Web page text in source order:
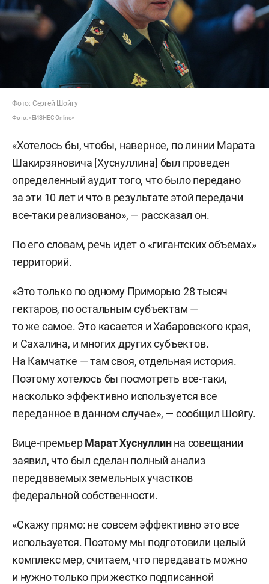
Фото: Сергей Шойгу
Фото: «БИЗНЕС Online»
«Хотелось бы, чтобы, наверное, по линии Марата
Шакирзяновича [Хуснуллина] был проведен
определенный аудит того, что было передано
за эти 10 лет и что в результате этой передачи
все-таки реализовано», — рассказал он.
По его словам, речь идет о «гигантских объемах»
территорий.
«Это только по одному Приморью 28 тысяч
гектаров, по остальным субъектам —
то же самое. Это касается и Хабаровского края,
и Сахалина, и многих других субъектов.
На Камчатке — там своя, отдельная история.
Поэтому хотелось бы посмотреть все-таки,
насколько эффективно используется все
переданное в данном случае», — сообщил Шойгу.
Вице-премьерМарат Хуснуллинна совещании
заявил, что был сделан полный анализ
передаваемых земельных участков
федеральной собственности.
«Скажу прямо: не совсем эффективно это все
используется. Поэтому мы подготовили целый
комплекс мер, считаем, что передавать можно
и нужно только при жестко подписанной